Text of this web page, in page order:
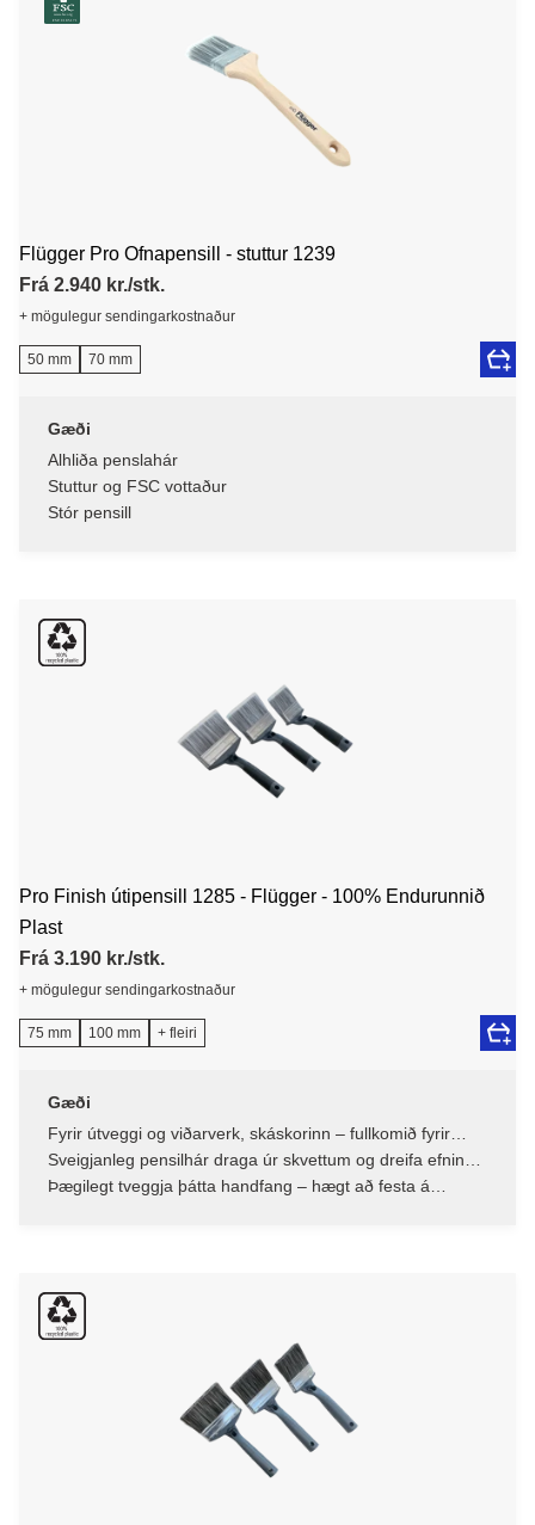
Flügger Pro Ofnapensill - stuttur 1239
Frá 2.940 kr./stk.
+ mögulegur sendingarkostnaður
50 mm 70 mm
Gæði
Alhliða penslahár
Stuttur og FSC vottaður
Stór pensill
Pro Finish útipensill 1285 - Flügger - 100% Endurunnið
Plast
Frá 3.190 kr./stk.
+ mögulegur sendingarkostnaður
75 mm 100 mm + fleiri
Gæði
Fyrir útveggi og viðarverk, skáskorinn – fullkomið fyrir
lóðrétta fleti
Sveigjanleg pensilhár draga úr skvettum og dreifa efninu
á skilvirkan hátt
Þægilegt tveggja þátta handfang – hægt að festa á